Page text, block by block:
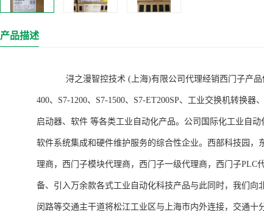
产品描述
浔之漫智控技术 (上海)有限公司代理经销西门子产品供
400、S7-1200、S7-1500、S7-ET200SP、工业交换机转换
启动器、软件 等各类工业自动化产品。公司国际化工业自
软件系统集成和硬件维护服务的综合性企业。西部科技园
理商，西门子模块代理商，西门子一级代理商，西门子
备、引入万余款各式工业自动化科技产品与此同时，我们
闵路等交通主干道将松江工业区与上海市内外连接，交通